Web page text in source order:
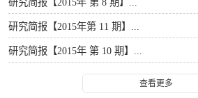
研究简报【2015年第 11 期】...
研究简报【2015年 第 10 期】...
查看更多